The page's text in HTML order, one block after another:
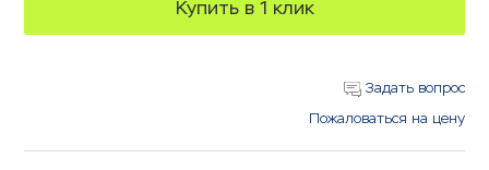
Купить в 1 клик
Задать вопрос
Пожаловаться на цену